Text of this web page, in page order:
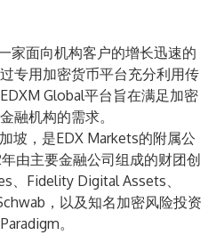
家面向机构客户的增长迅速的
专用加密货币平台充分利用传
Global平台旨在满足加密
融机构的需求。
坡，是EDX Markets的附属公
由主要金融公司组成的财团创
、Fidelity Digital Assets、
，以及知名加密风险投资
。